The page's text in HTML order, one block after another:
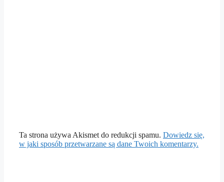
Ta strona używa Akismet do redukcji spamu. Dowiedz się,
w jaki sposób przetwarzane są dane Twoich komentarzy.